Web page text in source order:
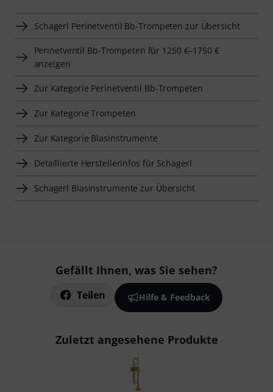
Schagerl Perinetventil Bb-Trompeten zur Übersicht
Perinetventil Bb-Trompeten für 1250 €–1750 €
anzeigen
Zur Kategorie Perinetventil Bb-Trompeten
Zur Kategorie Trompeten
Zur Kategorie Blasinstrumente
Detaillierte Herstellerinfos für Schagerl
Schagerl Blasinstrumente zur Übersicht
Gefällt Ihnen, was Sie sehen?
Teilen Hilfe & Feedback
Zuletzt angesehene Produkte